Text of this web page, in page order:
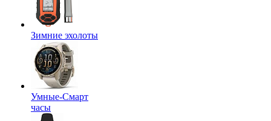
Зимние эхолоты
Умные-Смарт
часы